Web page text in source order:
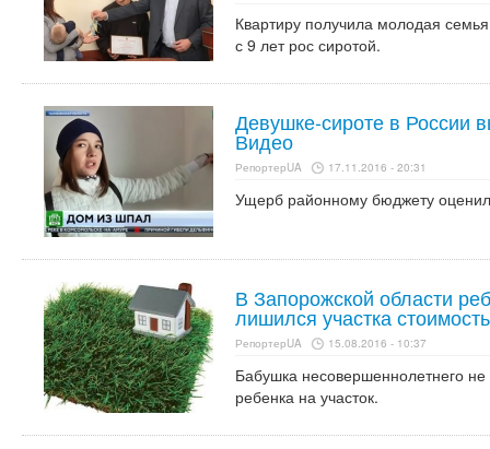
Квартиру получила молодая
с 9 лет рос сиротой.
Девушке-сироте в России
Видео
РепортерUA 17.11.2016 - 20:31
Ущерб районному бюджету
В Запорожской области
лишился участка
РепортерUA 15.08.2016 - 10:37
Бабушка несовершеннолетнего не
ребенка на участок.